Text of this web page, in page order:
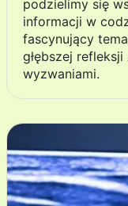
podzielimy się
informacji w
fascynujący
głębszej
wyzwaniami.